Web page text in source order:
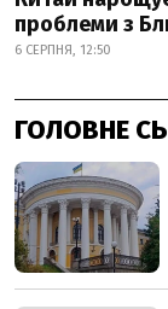
проблеми з
6 СЕРПНЯ, 12:50
ГОЛОВНЕ